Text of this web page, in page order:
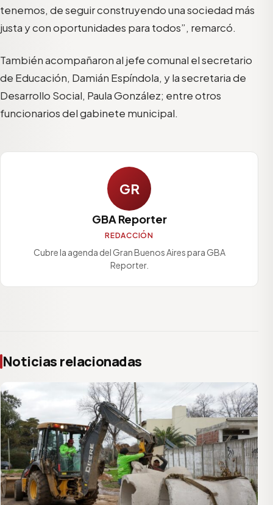
tenemos, de seguir construyendo una sociedad más
justa y con oportunidades para todos”, remarcó.
También acompañaron al jefe comunal el secretario
de Educación, Damián Espíndola, y la secretaria de
Desarrollo Social, Paula González; entre otros
funcionarios del gabinete municipal.
GR
GBA Reporter
REDACCIÓN
Cubre la agenda del Gran Buenos Aires para GBA
Reporter.
Noticias relacionadas